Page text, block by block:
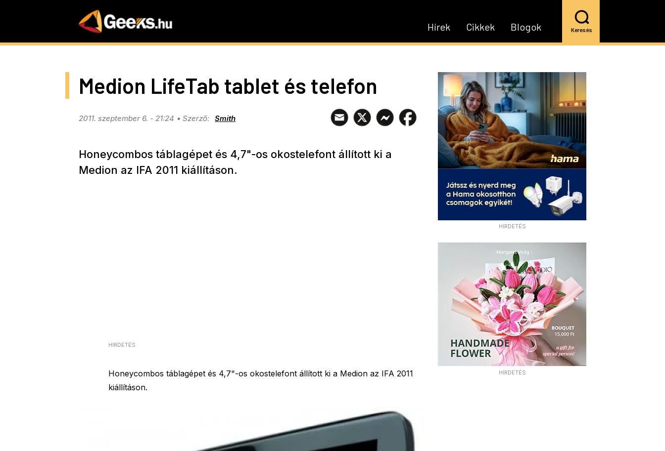
Blogok
Cikkek
Hírek Keresés
HIRDETÉS
HIRDETÉS
Medion LifeTab tablet és telefon
2011. szeptember 6. - 21:24 Smith
Honeycombos táblagépet és 4,7"-os okostelefont állított ki a
Medion az IFA 2011 kiállításon.
HIRDETÉS
Honeycombos táblagépet és 4,7"-os okostelefont állított ki a Medion az IFA 2011
kiállításon.